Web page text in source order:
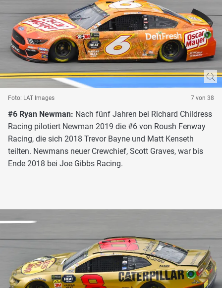
Foto: LAT Images 7 von 38
#6 Ryan Newman: Nach fünf Jahren bei Richard Childress
Racing pilotiert Newman 2019 die #6 von Roush Fenway
Racing, die sich 2018 Trevor Bayne und Matt Kenseth
teilten. Newmans neuer Crewchief, Scott Graves, war bis
Ende 2018 bei Joe Gibbs Racing.